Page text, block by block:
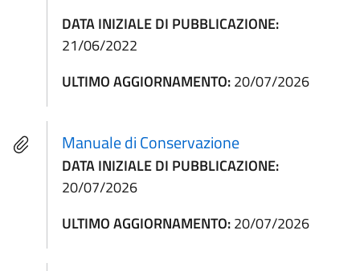
DATA INIZIALE DI PUBBLICAZIONE:
21/06/2022
ULTIMO AGGIORNAMENTO:20/07/2026
Manuale di Conservazione
DATA INIZIALE DI PUBBLICAZIONE:
20/07/2026
ULTIMO AGGIORNAMENTO:20/07/2026